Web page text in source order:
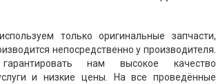
только оригинальные запчасти,
непосредственно у производителя.
нам высокое качество
и низкие цены. На все проведённые